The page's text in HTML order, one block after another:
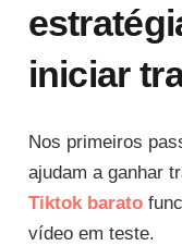
iniciar
Nos primeiros
ajudam a ganhar
Tiktok barato
vídeo em teste.